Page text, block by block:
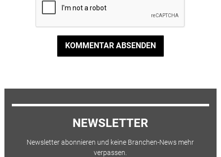
KOMMENTAR ABSENDEN
NEWSLETTER
Newsletter abonnieren und keine Branchen-News mehr
verpassen.